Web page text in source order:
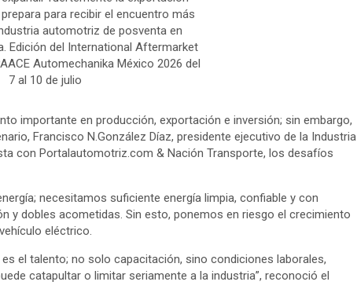
para recibir el encuentro más
automotriz de posventa en
Edición del International Aftermarket
Automechanika México 2026 del
7 al 10 de julio
importante en producción, exportación e inversión; sin embargo,
Francisco N.González Díaz, presidente ejecutivo de la Industria
con Portalautomotriz.com & Nación Transporte, los desafíos
necesitamos suficiente energía limpia, confiable y con
y dobles acometidas. Sin esto, ponemos en riesgo el crecimiento
eléctrico.
el talento; no solo capacitación, sino condiciones laborales,
catapultar o limitar seriamente a la industria”, reconoció el